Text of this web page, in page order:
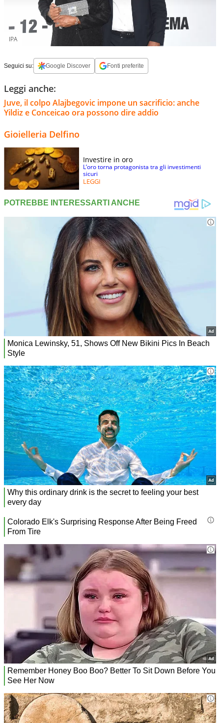
IPA
Seguici su: Google Discover Fonti preferite
Leggi anche:
Juve, il colpo Alajbegovic impone un sacrificio: anche
Yildiz e Conceicao ora possono dire addio
Gioielleria Delfino
Investire in oro
L’oro torna protagonista tra gli investimenti
sicuri
LEGGI